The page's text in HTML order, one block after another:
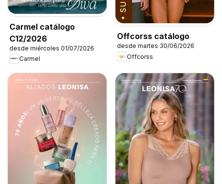
Carmel catálogo
C12/2026
desde miércoles 01/07/2026
Carmel
Offcorss catálogo
desde martes 30/06/2026
Offcorss